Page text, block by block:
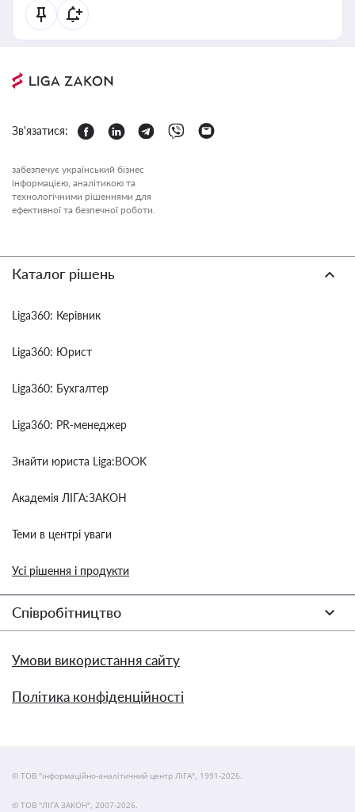
Зв'язатися:
забезпечує український бізнес
інформацією, аналітикою та
технологічними рішеннями для
ефективної та безпечної роботи.
Каталог рішень
Liga360: Керівник
Liga360: Юрист
Liga360: Бухгалтер
Liga360: PR-менеджер
Знайти юриста Liga:BOOK
Академія ЛІГА:ЗАКОН
Теми в центрі уваги
Усі рішення і продукти
Співробітництво
Умови використання сайту
Політика конфіденційності
© ТОВ "інформаційно-аналітичний центр ЛІГА", 1991-2026.
© ТОВ "ЛІГА ЗАКОН", 2007-2026.